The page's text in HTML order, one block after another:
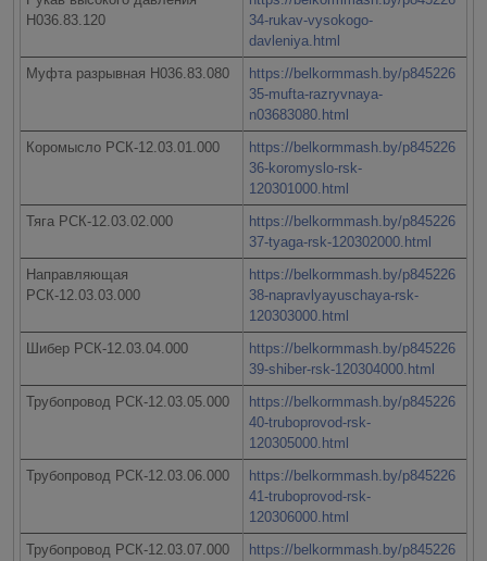
Н036.83.120
34-rukav-vysokogo-
davleniya.html
Муфта разрывная Н036.83.080
https://belkormmash.by/p845226
35-mufta-razryvnaya-
n03683080.html
Коромысло РСК-12.03.01.000
https://belkormmash.by/p845226
36-koromyslo-rsk-
120301000.html
Тяга РСК-12.03.02.000
https://belkormmash.by/p845226
37-tyaga-rsk-120302000.html
Направляющая
РСК-12.03.03.000
https://belkormmash.by/p845226
38-napravlyayuschaya-rsk-
120303000.html
Шибер РСК-12.03.04.000
https://belkormmash.by/p845226
39-shiber-rsk-120304000.html
Трубопровод РСК-12.03.05.000
https://belkormmash.by/p845226
40-truboprovod-rsk-
120305000.html
Трубопровод РСК-12.03.06.000
https://belkormmash.by/p845226
41-truboprovod-rsk-
120306000.html
Трубопровод РСК-12.03.07.000
https://belkormmash.by/p845226